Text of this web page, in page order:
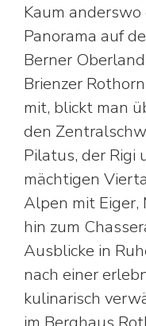
Kaum
Panorama auf
Berner
Brienzer
mit, blickt man
den
Pilatus, der Rigi
mächtigen
Alpen mit Eiger,
hin zum
Ausblicke in
nach einer
kulinarisch